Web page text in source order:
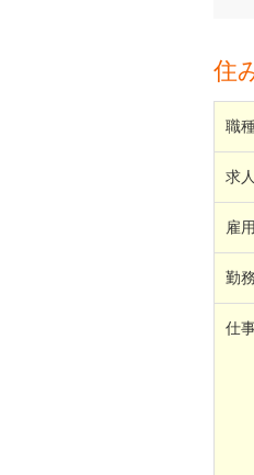
住
職
求
雇
勤
仕